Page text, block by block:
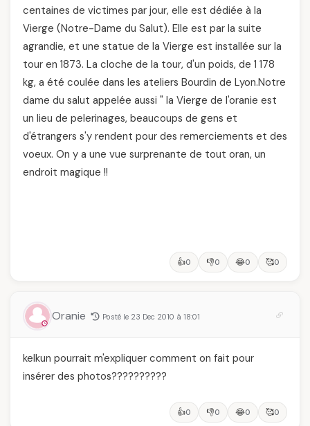
centaines de victimes par jour, elle est dédiée à la
Vierge (Notre-Dame du Salut). Elle est par la suite
agrandie, et une statue de la Vierge est installée sur la
tour en 1873. La cloche de la tour, d'un poids, de 1 178
kg, a été coulée dans les ateliers Bourdin de Lyon.Notre
dame du salut appelée aussi " la Vierge de l'oranie est
un lieu de pelerinages, beaucoups de gens et
d'étrangers s'y rendent pour des remerciements et des
voeux. On y a une vue surprenante de tout oran, un
endroit magique !!
👍0 👎0 😂0 🥰0
Oranie Posté le 23 Dec 2010 à 18:01
kelkun pourrait m'expliquer comment on fait pour
insérer des photos??????????
👍0 👎0 😂0 🥰0